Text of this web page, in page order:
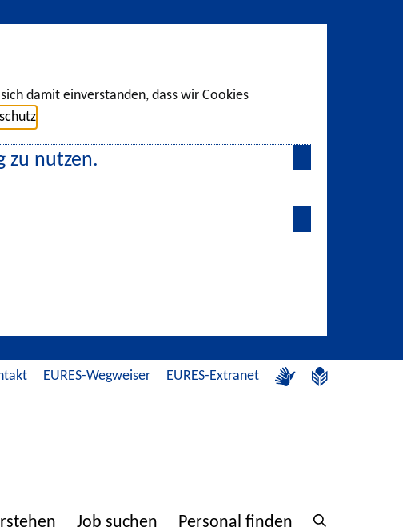
damit einverstanden, dass wir Cookies
zu nutzen.
EURES-Wegweiser EURES-Extranet
Job suchen Personal finden